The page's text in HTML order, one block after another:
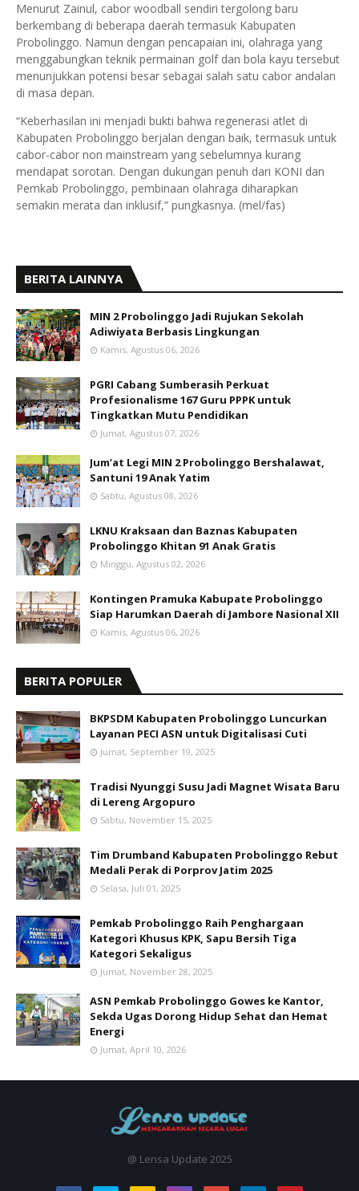
Menurut Zainul, cabor woodball sendiri tergolong baru
berkembang di beberapa daerah termasuk Kabupaten
Probolinggo. Namun dengan pencapaian ini, olahraga yang
menggabungkan teknik permainan golf dan bola kayu tersebut
menunjukkan potensi besar sebagai salah satu cabor andalan
di masa depan.
“Keberhasilan ini menjadi bukti bahwa regenerasi atlet di
Kabupaten Probolinggo berjalan dengan baik, termasuk untuk
cabor-cabor non mainstream yang sebelumnya kurang
mendapat sorotan. Dengan dukungan penuh dari KONI dan
Pemkab Probolinggo, pembinaan olahraga diharapkan
semakin merata dan inklusif,” pungkasnya. (mel/fas)
BERITA LAINNYA
MIN 2 Probolinggo Jadi Rujukan Sekolah
Adiwiyata Berbasis Lingkungan
Kamis, Agustus 06, 2026
PGRI Cabang Sumberasih Perkuat
Profesionalisme 167 Guru PPPK untuk
Tingkatkan Mutu Pendidikan
Jumat, Agustus 07, 2026
Jum’at Legi MIN 2 Probolinggo Bershalawat,
Santuni 19 Anak Yatim
Sabtu, Agustus 08, 2026
LKNU Kraksaan dan Baznas Kabupaten
Probolinggo Khitan 91 Anak Gratis
Minggu, Agustus 02, 2026
Kontingen Pramuka Kabupate Probolinggo
Siap Harumkan Daerah di Jambore Nasional XII
Kamis, Agustus 06, 2026
BERITA POPULER
BKPSDM Kabupaten Probolinggo Luncurkan
Layanan PECI ASN untuk Digitalisasi Cuti
Jumat, September 19, 2025
Tradisi Nyunggi Susu Jadi Magnet Wisata Baru
di Lereng Argopuro
Sabtu, November 15, 2025
Tim Drumband Kabupaten Probolinggo Rebut
Medali Perak di Porprov Jatim 2025
Selasa, Juli 01, 2025
Pemkab Probolinggo Raih Penghargaan
Kategori Khusus KPK, Sapu Bersih Tiga
Kategori Sekaligus
Jumat, November 28, 2025
ASN Pemkab Probolinggo Gowes ke Kantor,
Sekda Ugas Dorong Hidup Sehat dan Hemat
Energi
Jumat, April 10, 2026
@ Lensa Update 2025